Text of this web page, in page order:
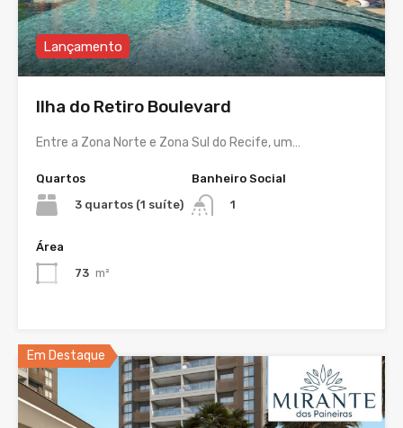
Lançamento
Ilha do Retiro Boulevard
Entre a Zona Norte e Zona Sul do Recife, um…
Quartos
3 quartos (1 suíte)
Banheiro Social
1
Área
73 m²
Em Destaque